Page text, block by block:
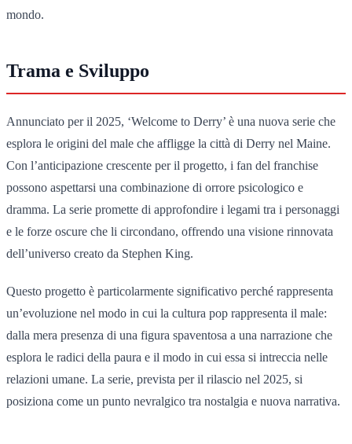
mondo.
Trama e Sviluppo
Annunciato per il 2025, ‘Welcome to Derry’ è una nuova serie che
esplora le origini del male che affligge la città di Derry nel Maine.
Con l’anticipazione crescente per il progetto, i fan del franchise
possono aspettarsi una combinazione di orrore psicologico e
dramma. La serie promette di approfondire i legami tra i personaggi
e le forze oscure che li circondano, offrendo una visione rinnovata
dell’universo creato da Stephen King.
Questo progetto è particolarmente significativo perché rappresenta
un’evoluzione nel modo in cui la cultura pop rappresenta il male:
dalla mera presenza di una figura spaventosa a una narrazione che
esplora le radici della paura e il modo in cui essa si intreccia nelle
relazioni umane. La serie, prevista per il rilascio nel 2025, si
posiziona come un punto nevralgico tra nostalgia e nuova narrativa.